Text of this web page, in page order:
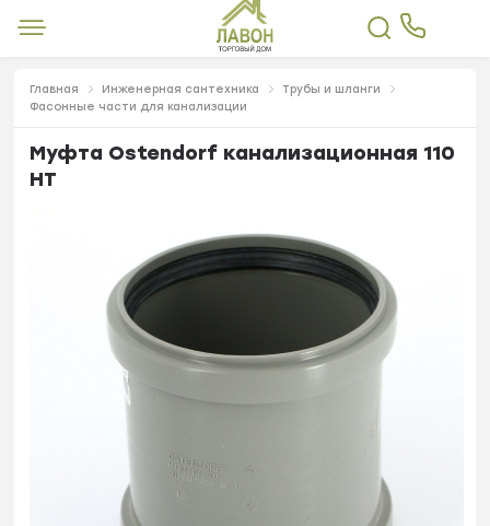
Главная Инженерная сантехника
Трубы и шланги
Фасонные части для канализации
Муфта Ostendorf канализационная 110
НТ